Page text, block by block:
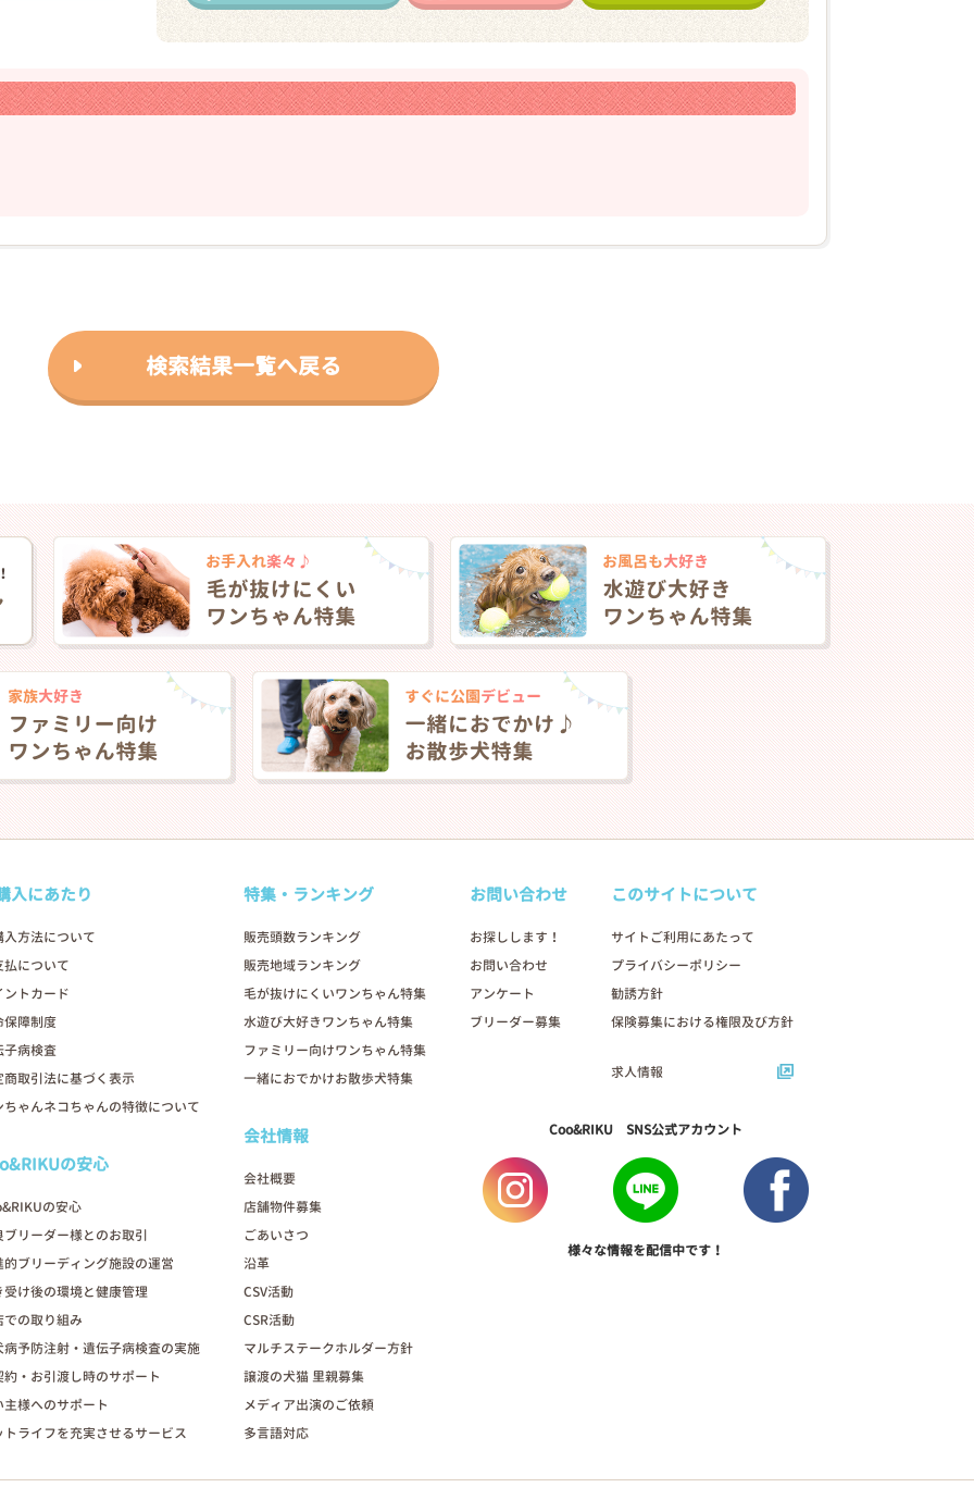
2026年03月15日
2026年03月15日
❯
検索結果一覧へ戻る
入にあたり
入方法について
払について
ントカード
保障制度
子病検査
商取引法に基づく表示
ちゃんネコちゃんの特徴について
の安心
の安心
ブリーダー様とのお取引
的ブリーディング施設の運営
受け後の環境と健康管理
での取り組み
病予防注射・遺伝子病検査の実施
約・お引渡し時のサポート
主様へのサポート
トライフを充実させるサービス
特集・ランキング
販売頭数ランキング
販売地域ランキング
毛が抜けにくいワンちゃん特集
水遊び大好きワンちゃん特集
ファミリー向けワンちゃん特集
一緒におでかけお散歩犬特集
会社情報
会社概要
店舗物件募集
ごあいさつ
沿革
CSV活動
CSR活動
マルチステークホルダー方針
譲渡の犬猫 里親募集
メディア出演のご依頼
多言語対応
お問い合わせ
お探しします！
お問い合わせ
アンケート
ブリーダー募集
このサイトについて
サイトご利用にあたって
プライバシーポリシー
勧誘方針
保険募集における権限及び方針
求人情報
Coo&RIKU SNS公式アカウント
様々な情報を配信中です！